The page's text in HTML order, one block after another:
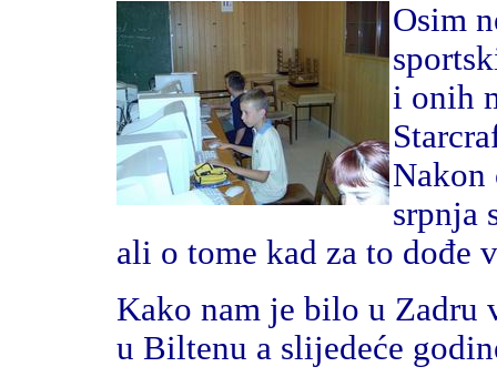
Osim
i onih
Nakon
srpnja
ali o tome kad za to dođe
Kako nam je bilo u Zadru
u Biltenu a slijedeće